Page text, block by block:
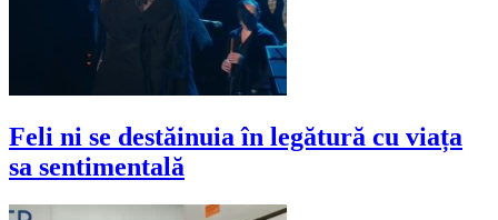
Feli ni se destăinuia în legătură cu viața
sa sentimentală